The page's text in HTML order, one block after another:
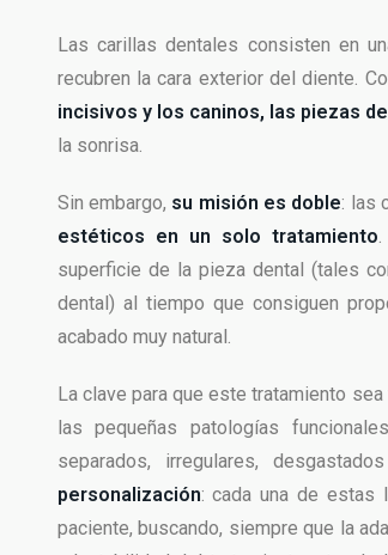
Las carillas dentales consisten en
recubren la cara exterior del diente.
incisivos y los caninos, las piezas
la sonrisa.
Sin embargo, su misión es doble: las
estéticos en un solo tratamiento.
superficie de la pieza dental (tales
dental) al tiempo que consiguen
acabado muy natural.
La clave para que este tratamiento
las pequeñas patologías
separados, irregulares,
personalización: cada una de estas
paciente, buscando, siempre que la